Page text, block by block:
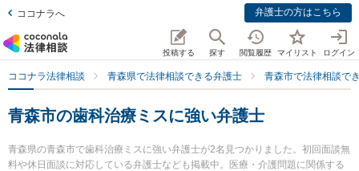
ココナラへ 弁護士の方はこちら
投稿する 探す 閲覧履歴 マイリスト ログイン
ココナラ法律相談 青森県で法律相談できる弁護士 青森市で法律相談で
青森市の歯科治療ミスに強い弁護士
青森県の青森市で歯科治療ミスに強い弁護士が2名見つかりました。初回面談無
料や休日面談に対応している弁護士なども掲載中。医療・介護問題に関係する